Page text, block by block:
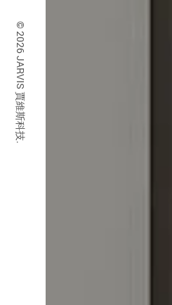
© 2026 JARVIS 賈維斯科技.